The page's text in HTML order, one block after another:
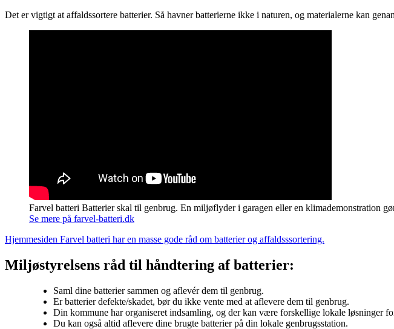
Det er vigtigt at affaldssortere batterier. Så havner batterierne ikke i naturen, og materialerne kan
Farvel batteri Batterier skal til genbrug. En miljøflyder i garagen eller en klimademonstration
Se mere på farvel-batteri.dk
Hjemmesiden Farvel batteri har en masse gode råd om batterier og affaldsssortering.
Miljøstyrelsens råd til håndtering af batterier:
Saml dine batterier sammen og aflevér dem til genbrug.
Er batterier defekte/skadet, bør du ikke vente med at aflevere dem til genbrug.
Din kommune har organiseret indsamling, og der kan være forskellige lokale løsninger
Du kan også altid aflevere dine brugte batterier på din lokale genbrugsstation.